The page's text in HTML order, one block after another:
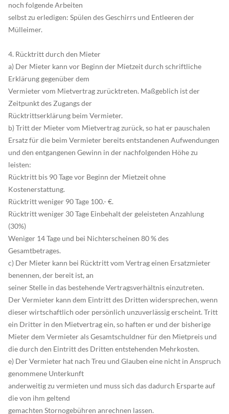
noch folgende Arbeiten
selbst zu erledigen: Spülen des Geschirrs und Entleeren der
Mülleimer.
4. Rücktritt durch den Mieter
a) Der Mieter kann vor Beginn der Mietzeit durch schriftliche
Erklärung gegenüber dem
Vermieter vom Mietvertrag zurücktreten. Maßgeblich ist der
Zeitpunkt des Zugangs der
Rücktrittserklärung beim Vermieter.
b) Tritt der Mieter vom Mietvertrag zurück, so hat er pauschalen
Ersatz für die beim Vermieter bereits entstandenen Aufwendungen
und den entgangenen Gewinn in der nachfolgenden Höhe zu
leisten:
Rücktritt bis 90 Tage vor Beginn der Mietzeit ohne
Kostenerstattung.
Rücktritt weniger 90 Tage 100.- €.
Rücktritt weniger 30 Tage Einbehalt der geleisteten Anzahlung
(30%)
Weniger 14 Tage und bei Nichterscheinen 80 % des
Gesamtbetrages.
c) Der Mieter kann bei Rücktritt vom Vertrag einen Ersatzmieter
benennen, der bereit ist, an
seiner Stelle in das bestehende Vertragsverhältnis einzutreten.
Der Vermieter kann dem Eintritt des Dritten widersprechen, wenn
dieser wirtschaftlich oder persönlich unzuverlässig erscheint. Tritt
ein Dritter in den Mietvertrag ein, so haften er und der bisherige
Mieter dem Vermieter als Gesamtschuldner für den Mietpreis und
die durch den Eintritt des Dritten entstehenden Mehrkosten.
e) Der Vermieter hat nach Treu und Glauben eine nicht in Anspruch
genommene Unterkunft
anderweitig zu vermieten und muss sich das dadurch Ersparte auf
die von ihm geltend
gemachten Stornogebühren anrechnen lassen.